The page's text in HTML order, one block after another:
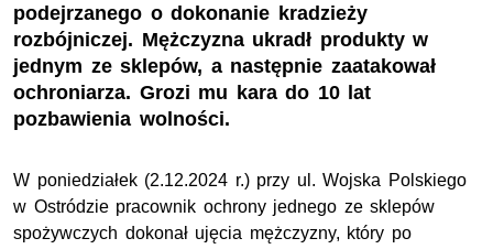
podejrzanego o dokonanie kradzieży
rozbójniczej. Mężczyzna ukradł produkty w
jednym ze sklepów, a następnie zaatakował
ochroniarza. Grozi mu kara do 10 lat
pozbawienia wolności.
W poniedziałek (2.12.2024 r.) przy ul. Wojska Polskiego
w Ostródzie pracownik ochrony jednego ze sklepów
spożywczych dokonał ujęcia mężczyzny, który po